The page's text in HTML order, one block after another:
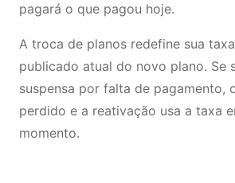
pagará o que pagou hoje.
A troca de planos redefine sua
publicado atual do novo plano. Se
suspensa por falta de pagamento,
perdido e a reativação usa a taxa
momento.